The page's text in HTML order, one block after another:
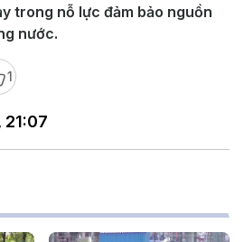
trong nỗ lực đảm bảo nguồn
nước.
1